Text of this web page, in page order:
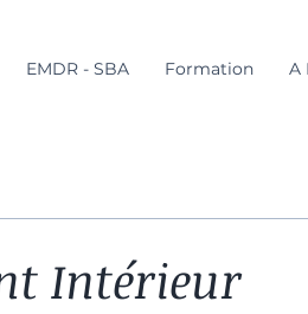
EMDR - SBA Formation A
Intérieur